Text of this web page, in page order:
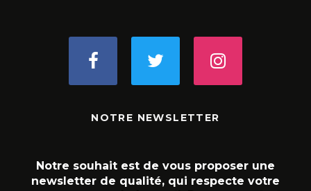
NOTRE NEWSLETTER
Notre souhait est de vous proposer une
newsletter de qualité, qui respecte votre